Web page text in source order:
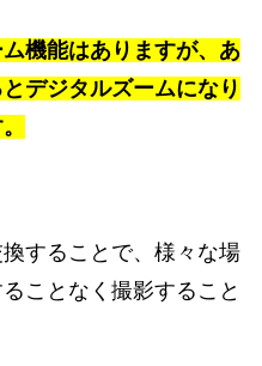
機能はありますが、あ
デジタルズームになり
することで、様々な場
ことなく撮影すること